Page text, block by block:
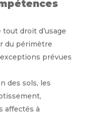
tout droit d’usage
du périmètre
prévues
des sols, les
affectés à